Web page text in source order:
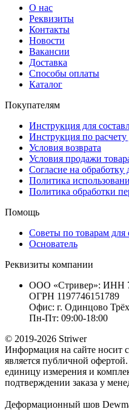
О нас
Реквизиты
Контакты
Новости
Вакансии
Доставка
Способы оплаты
Каталог
Покупателям
Инструкция для
Инструкция по расчету
Условия возврата
Условия продажи
Согласие на обработку
Политика
Политика обработки
Помощь
Советы по товарам для
Основатель
Реквизиты компании
ООО «Стривер»: ИНН
ОГРН 1197746151789
Офис: г. Одинцово
Пн-Пт: 09:00-18:00
© 2019-2026 Striwer
Информация на сайте носит
является публичной
единицу измерения и
подтверждении заказа у
Деформационный шов